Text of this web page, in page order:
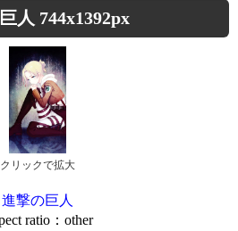
人 744x1392px
クリックで拡大
進撃の巨人
ratio：other